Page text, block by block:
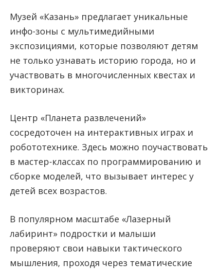
Музей «Казань» предлагает уникальные
инфо-зоны с мультимедийными
экспозициями, которые позволяют детям
не только узнавать историю города, но и
участвовать в многочисленных квестах и
викторинах.
Центр «Планета развлечений»
сосредоточен на интерактивных играх и
робототехнике. Здесь можно поучаствовать
в мастер-классах по программированию и
сборке моделей, что вызывает интерес у
детей всех возрастов.
В популярном масштабе «Лазерный
лабиринт» подростки и малыши
проверяют свои навыки тактического
мышления, проходя через тематические